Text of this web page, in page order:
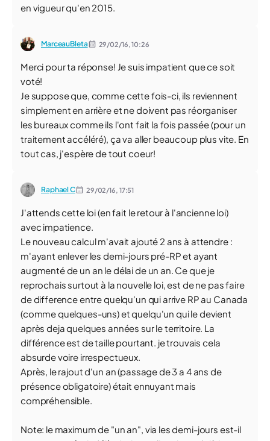
en vigueur qu'en 2015.
MarceauBleta 29/02/16,10:26
Merci pour ta réponse! Je suis impatient que ce soit
voté!
Je suppose que, comme cette fois-ci, ils reviennent
simplement en arrière et ne doivent pas réorganiser
les bureaux comme ils l'ont fait la fois passée (pour un
traitement accéléré), ça va aller beaucoup plus vite. En
tout cas, j'espère de tout coeur!
Raphael C 29/02/16, 17:51
J'attends cette loi (en fait le retour à l'ancienne loi)
avec impatience.
Le nouveau calcul m'avait ajouté 2 ans à attendre :
m'ayant enlever les demi-jours pré-RP et ayant
augmenté de un an le délai de un an. Ce que je
reprochais surtout à la nouvelle loi, est de ne pas faire
de difference entre quelqu'un qui arrive RP au Canada
(comme quelques-uns) et quelqu'un qui le devient
après deja quelques années sur le territoire. La
différence est de taille pourtant. je trouvais cela
absurde voire irrespectueux.
Après, le rajout d'un an (passage de 3 a 4 ans de
présence obligatoire) était ennuyant mais
compréhensible.
Note: le maximum de "un an", via les demi-jours est-il